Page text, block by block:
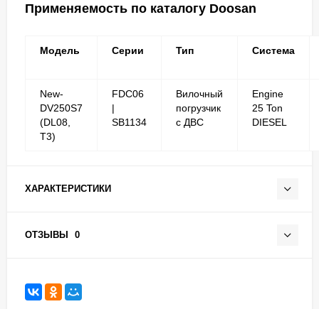
Применяемость по каталогу Doosan
Модель Серии Тип Система
New-
DV250S7
(DL08,
T3)
FDC06
|
SB1134
Вилочный
погрузчик
с ДВС
Engine
25 Ton
DIESEL
ХАРАКТЕРИСТИКИ
ОТЗЫВЫ 0